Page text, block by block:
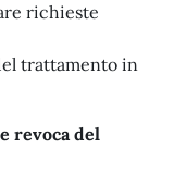
richieste
trattamento in
revoca del